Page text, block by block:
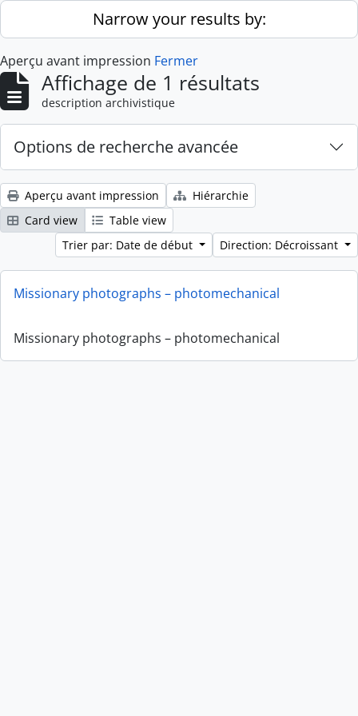
Skip to main contentNarrow your results by:
Aperçu avant impression Fermer
Affichage de 1 résultats
description archivistique
Options de recherche avancée
Aperçu avant impression
Hiérarchie
Card view
Table view
Trier par: Date de début
Direction: Décroissant
Missionary photographs – photomechanical
Missionary photographs – photomechanical